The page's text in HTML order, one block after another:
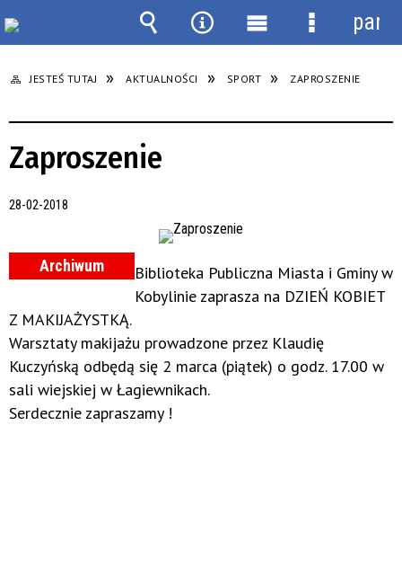
JESTEŚ TUTAJ AKTUALNOŚCI SPORT ZAPROSZENIE
Zaproszenie
28-02-2018
Archiwum
Biblioteka Publiczna Miasta i Gminy w
Kobylinie zaprasza na DZIEŃ KOBIET
Z MAKIJAŻYSTKĄ.
Warsztaty makijażu prowadzone przez Klaudię
Kuczyńską odbędą się 2 marca (piątek) o godz. 17.00 w
sali wiejskiej w Łagiewnikach.
Serdecznie zapraszamy !
Wyszukiwarka
Narzędzia
Menu
główne
Menu
panel